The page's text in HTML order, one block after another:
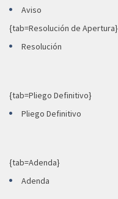
Aviso
{tab=Resolución de Apertura}
Resolución
{tab=Pliego Definitivo}
Pliego Definitivo
{tab=Adenda}
Adenda